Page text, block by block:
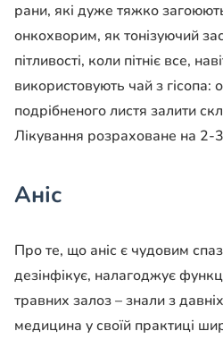
рани, які дуже тяжко
онкохворим, як тонізуючий
пітливості, коли пітніє все,
використовують чай з гісопа:
подрібненого листя залити
Лікування розраховане на 2-
Аніс
Про те, що аніс є чудовим
дезінфікує, налагоджує
травних залоз – знали з
медицина у своїй практиці